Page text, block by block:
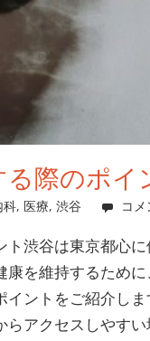
際のポイ
科, 医療,渋谷 コ
渋谷は東京都心
康を維持するため
ントをご紹介し
アクセスしやすい